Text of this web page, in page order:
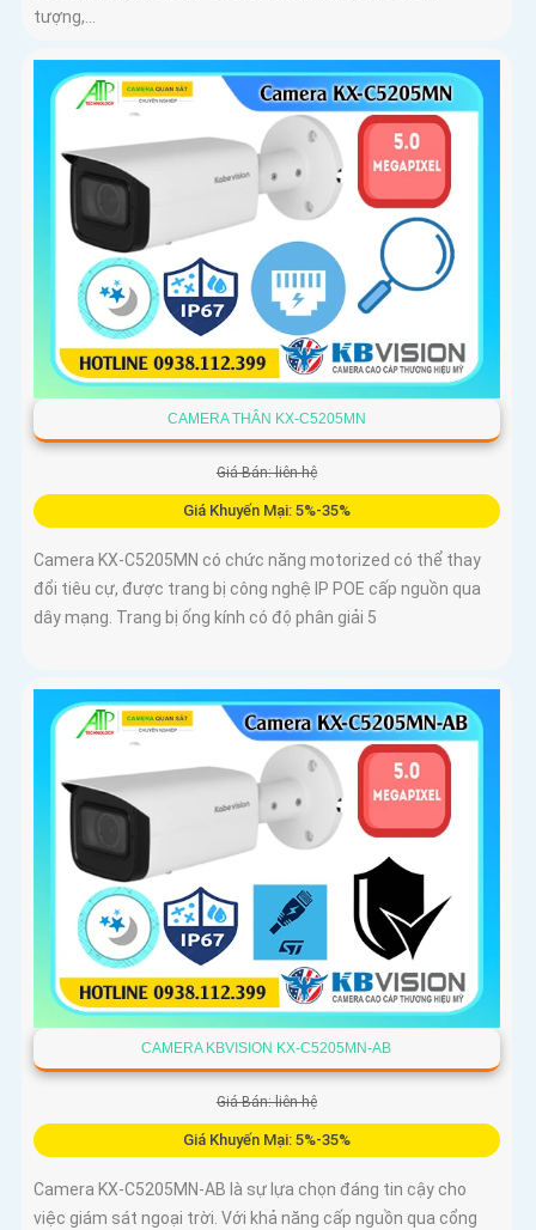
tượng,...
CAMERA THÂN KX-C5205MN
Giá Bán: liên hệ
Giá Khuyến Mại: 5%-35%
Camera KX-C5205MN có chức năng motorized có thể thay
đổi tiêu cự, được trang bị công nghệ IP POE cấp nguồn qua
dây mạng. Trang bị ống kính có độ phân giải 5
CAMERA KBVISION KX-C5205MN-AB
Giá Bán: liên hệ
Giá Khuyến Mại: 5%-35%
Camera KX-C5205MN-AB là sự lựa chọn đáng tin cậy cho
việc giám sát ngoại trời. Với khả năng cấp nguồn qua cổng